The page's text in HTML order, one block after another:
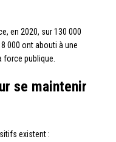
en 2020, sur 130 000
000 ont abouti à une
publique.
se maintenir
existent :